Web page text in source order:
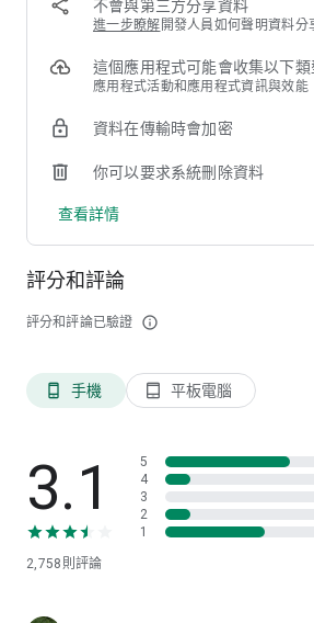
[即時到價通知服務]
握市場價格，把握先機。
包含單筆及定期定額申購、贖回、轉換，
您可輕鬆取得第一手理財資訊及最新經濟
享功能，供您收藏特定研究文章並透過社
不會與第三方分享資料
進一步瞭解 開發人員如何聲明資料分
這個應用程式可能會收集以下類
應用程式活動和應用程式資訊與效能
資料在傳輸時會加密
你可以要求系統刪除資料
查看詳情
評分和評論
評分和評論已驗證 info_outline
phone_android 手機 tablet_android 平板電腦
3.1
2,758 則評論
5
4
3
2
1